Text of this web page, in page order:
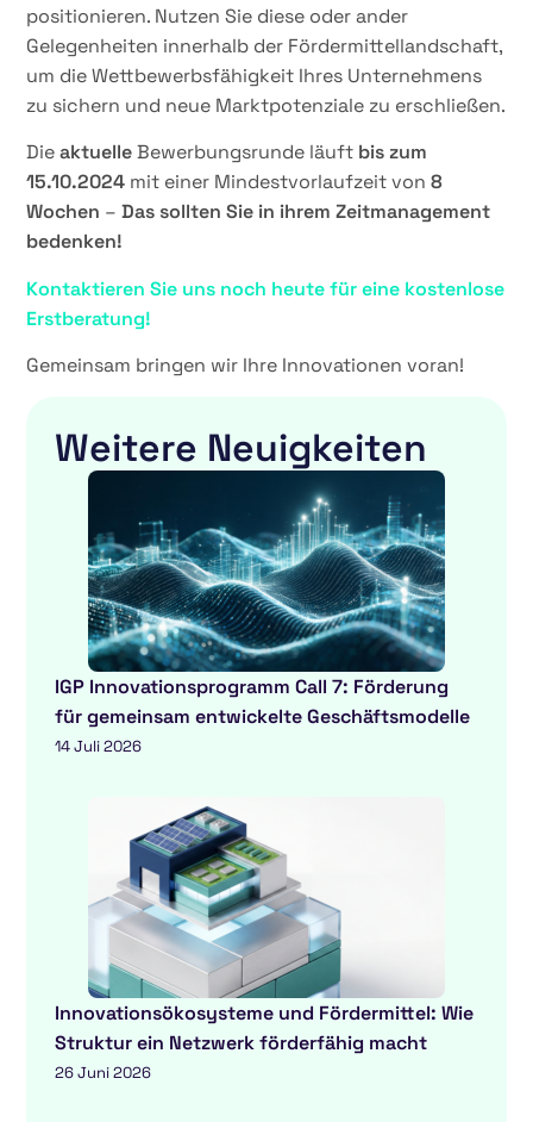
positionieren. Nutzen Sie diese oder ander
Gelegenheiten innerhalb der Fördermittellandschaft,
um die Wettbewerbsfähigkeit Ihres Unternehmens
zu sichern und neue Marktpotenziale zu erschließen.
DieaktuelleBewerbungsrunde läuft bis zum
15.10.2024 mit einer Mindestvorlaufzeit von8
Wochen –Das sollten Sie in ihrem Zeitmanagement
bedenken!
Kontaktieren Sie uns noch heute für eine kostenlose
Erstberatung!
Gemeinsam bringen wir Ihre Innovationen voran!
Weitere Neuigkeiten
IGP Innovationsprogramm Call 7: Förderung
für gemeinsam entwickelte Geschäftsmodelle
14 Juli 2026
Innovationsökosysteme und Fördermittel: Wie
Struktur ein Netzwerk förderfähig macht
26 Juni 2026